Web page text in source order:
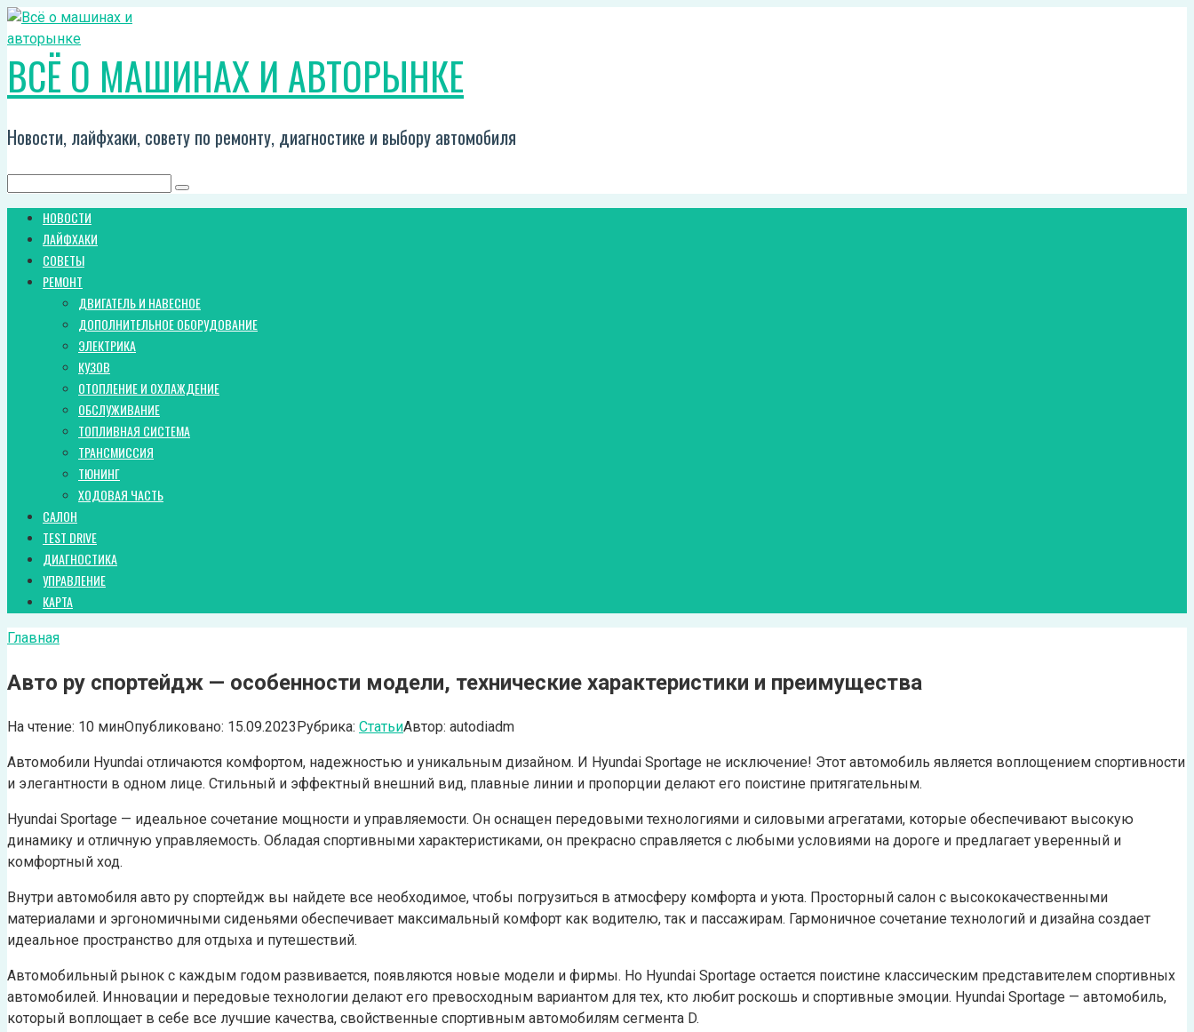
Перейти
к
контенту
ВСЁ О МАШИНАХ И АВТОРЫНКЕ
Новости, лайфхаки, совету по ремонту, диагностике и выбору автомобиля
НОВОСТИ
ЛАЙФХАКИ
СОВЕТЫ
РЕМОНТ
ДВИГАТЕЛЬ И НАВЕСНОЕ
ДОПОЛНИТЕЛЬНОЕ ОБОРУДОВАНИЕ
ЭЛЕКТРИКА
КУЗОВ
ОТОПЛЕНИЕ И ОХЛАЖДЕНИЕ
ОБСЛУЖИВАНИЕ
ТОПЛИВНАЯ СИСТЕМА
ТРАНСМИССИЯ
ТЮНИНГ
ХОДОВАЯ ЧАСТЬ
САЛОН
TEST DRIVE
ДИАГНОСТИКА
УПРАВЛЕНИЕ
КАРТА
Главная
Авто ру спортейдж — особенности модели, технические характеристики и преимущества
На чтение: 10 минОпубликовано: 15.09.2023Рубрика: СтатьиАвтор: autodiadm
Автомобили Hyundai отличаются комфортом, надежностью и уникальным дизайном. И Hyundai Sportage не исключение! Этот автомобиль является воплощением спортивности
и элегантности в одном лице. Стильный и эффектный внешний вид, плавные линии и пропорции делают его поистине притягательным.
Hyundai Sportage — идеальное сочетание мощности и управляемости. Он оснащен передовыми технологиями и силовыми агрегатами, которые обеспечивают высокую
динамику и отличную управляемость. Обладая спортивными характеристиками, он прекрасно справляется с любыми условиями на дороге и предлагает уверенный и
комфортный ход.
Внутри автомобиля авто ру спортейдж вы найдете все необходимое, чтобы погрузиться в атмосферу комфорта и уюта. Просторный салон с высококачественными
материалами и эргономичными сиденьями обеспечивает максимальный комфорт как водителю, так и пассажирам. Гармоничное сочетание технологий и дизайна создает
идеальное пространство для отдыха и путешествий.
Автомобильный рынок с каждым годом развивается, появляются новые модели и фирмы. Но Hyundai Sportage остается поистине классическим представителем спортивных
автомобилей. Инновации и передовые технологии делают его превосходным вариантом для тех, кто любит роскошь и спортивные эмоции. Hyundai Sportage — автомобиль,
который воплощает в себе все лучшие качества, свойственные спортивным автомобилям сегмента D.